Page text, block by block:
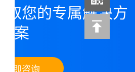
取您的专属解决方
案
立即咨询